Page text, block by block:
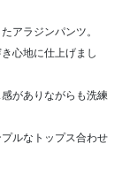
アラジンパンツ。
心地に仕上げまし
がありながらも洗練
ルなトップス合わせ